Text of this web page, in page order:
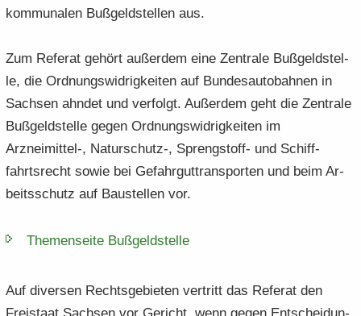
kom­mu­na­len Buß­geld­stel­len aus.
Zum Re­fe­rat ge­hört au­ßer­dem eine Zen­tra­le Buß­geld­stel­
le, die Ord­nungs­wid­rig­kei­ten auf Bun­des­au­to­bah­nen in
Sach­sen ahn­det und ver­folgt. Au­ßer­dem geht die Zen­tra­le
Buß­geld­stel­le gegen Ord­nungs­wid­rig­kei­ten im
Arzneimittel-​, Naturschutz-​, Sprengstoff-​ und Schiff­
fahrts­recht sowie bei Ge­fahr­gut­trans­por­ten und beim Ar­
beits­schutz auf Bau­stel­len vor.
The­men­sei­te Buß­geld­stel­le
Auf di­ver­sen Rechts­ge­bie­ten ver­tritt das Re­fe­rat den